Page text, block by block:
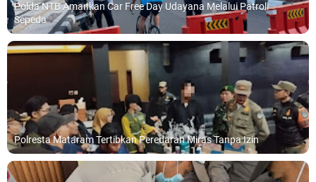
Polda NTB Amankan Car Free Day Udayana Melalui Patroli
Sepeda
Polresta Mataram Tertibkan Peredaran Miras Tanpa Izin